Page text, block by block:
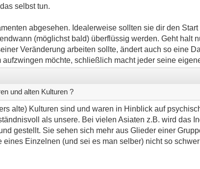
selbst tun.
abgesehen. Idealerweise sollten sie dir den
(möglichst bald) überflüssig werden. Geht halt
Veränderung arbeiten sollte, ändert auch so eine
aufzwingen möchte, schließlich macht jeder seine
und alten Kulturen ?
alte) Kulturen sind und waren in Hinblick auf
als unsere. Bei vielen Asiaten z.B. wird das
gestellt. Sie sehen sich mehr aus Glieder einer
eines Einzelnen (und sei es man selber) nicht so